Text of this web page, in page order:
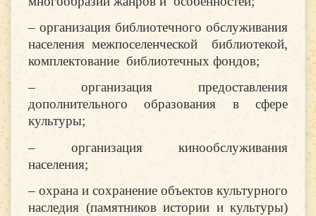
– организация библиотечного обслуживания
населения межпоселенческой библиотекой,
комплектование библиотечных фондов;
– организация предоставления
дополнительного образования в сфере
культуры;
– организация кинообслуживания
населения;
– охрана и сохранение объектов культурного
наследия (памятников истории и культуры)